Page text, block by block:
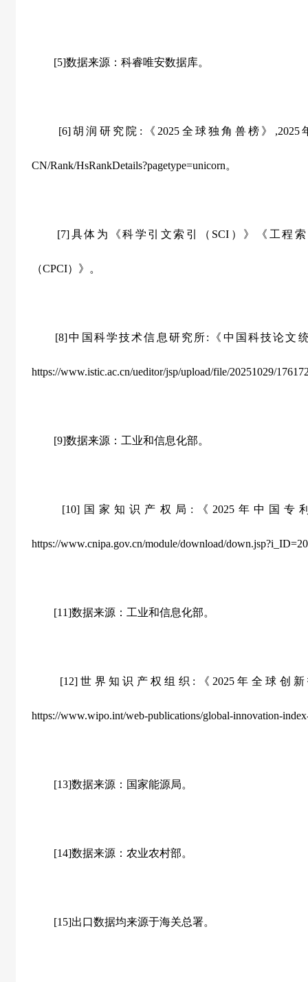
[5]数据来源：科睿唯安数据库。
[6]胡润研究院:《2025全球独角兽榜》,2025年6
CN/Rank/HsRankDetails?pagetype=unicorn。
[7]具体为《科学引文索引（SCI）》《工程索
（CPCI）》。
[8]中国科学技术信息研究所:《中国科技论文统
https://www.istic.ac.cn/ueditor/jsp/upload/file/20251029/
[9]数据来源：工业和信息化部。
[10]国家知识产权局:《2025年中国专
https://www.cnipa.gov.cn/module/download/
[11]数据来源：工业和信息化部。
[12]世界知识产权组织:《2025年全球创新
https://www.wipo.int/web-publications/global-innovation-
[13]数据来源：国家能源局。
[14]数据来源：农业农村部。
[15]出口数据均来源于海关总署。